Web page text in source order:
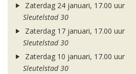
Zaterdag 24 januari, 17.00 uur
Sleutelstad 30
Zaterdag 17 januari, 17.00 uur
Sleutelstad 30
Zaterdag 10 januari, 17.00 uur
Sleutelstad 30